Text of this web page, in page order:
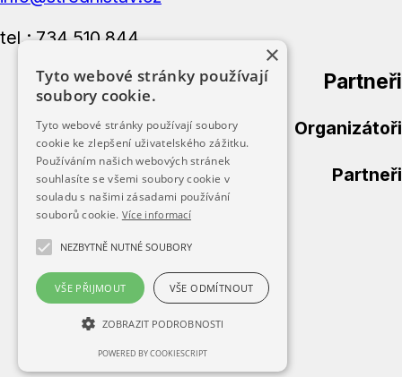
tel.: 734 510 844
Partneři
Organizátoři
Partneři
Úvod
Přihláška
Kategorie
Výsledky
Fotogalerie
Partneři
×
Tyto webové stránky používají
soubory cookie.
Tyto webové stránky používají soubory
cookie ke zlepšení uživatelského zážitku.
Používáním našich webových stránek
souhlasíte se všemi soubory cookie v
souladu s našimi zásadami používání
souborů cookie. Více informací
NEZBYTNĚ NUTNÉ SOUBORY
VŠE PŘIJMOUT VŠE ODMÍTNOUT
ZOBRAZIT PODROBNOSTI
POWERED BY COOKIESCRIPT